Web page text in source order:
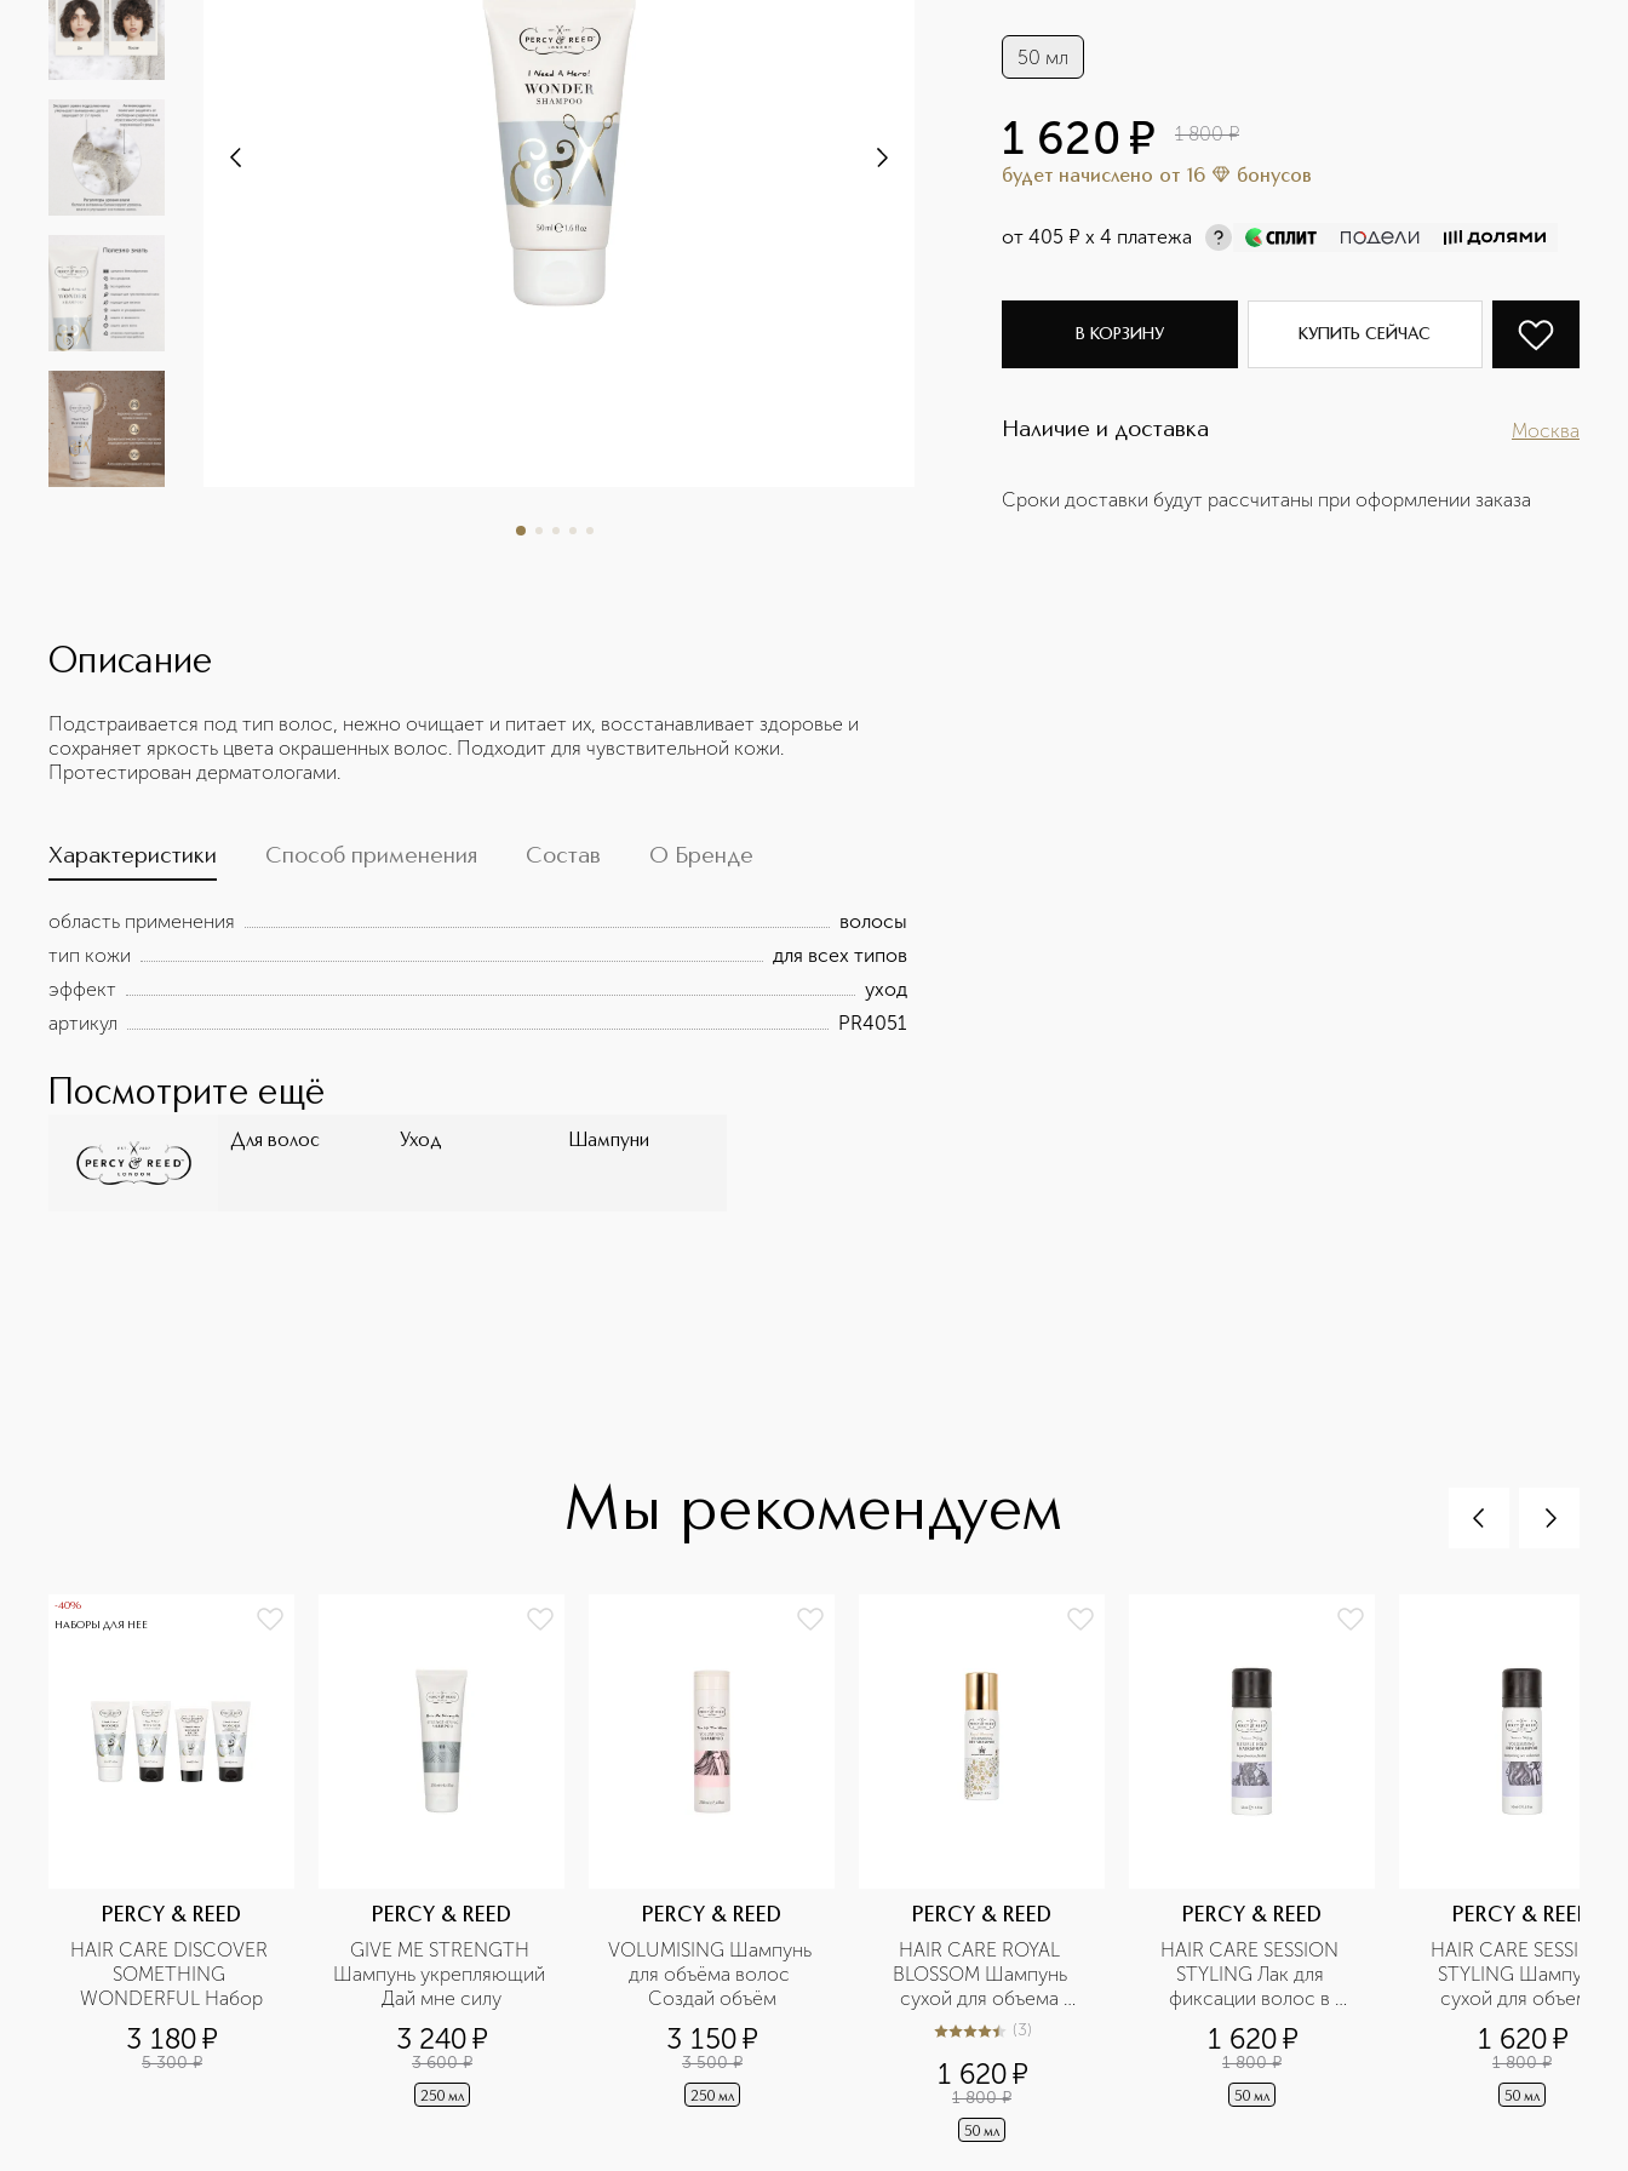
50 мл
1 620 ¤ 1 800 ¤
будет начислено от 16 бонусов
от405 ¤ х 4 платежа
В КОРЗИНУ КУПИТЬ СЕЙЧАС
Наличие и доставка Москва
Сроки доставки будут рассчитаны при оформлении заказа
Описание
Подстраивается под тип волос, нежно очищает и питает их, восстанавливает здоровье и
сохраняет яркость цвета окрашенных волос. Подходит для чувствительной кожи.
Протестирован дерматологами.
Характеристики Способ применения Состав О Бренде
область применения
волосы
тип кожи
для всех типов
эффект
уход
артикул
PR4051
Посмотрите ещё
Для волос Уход Шампуни
Мы рекомендуем
-40%
НАБОРЫ ДЛЯ НЕЕ
PERCY & REED
HAIR CARE DISCOVER
SOMETHING
WONDERFUL Набор
3 180¤
5 300 ¤
PERCY & REED
GIVE ME STRENGTH
Шампунь укрепляющий
Дай мне силу
3 240¤
3 600 ¤
250 мл
PERCY & REED
VOLUMISING Шампунь
для объёма волос
Создай объём
3 150¤
3 500 ¤
250 мл
PERCY & REED
HAIR CARE ROYAL
BLOSSOM Шампунь
сухой для объема
волос в дорожном
4.7 из53 (3)
1 620¤
1 800 ¤
50 мл
PERCY & REED
HAIR CARE SESSION
STYLING Лак для
фиксации волос в
дорожном формате
1 620¤
1 800 ¤
50 мл
PERCY & REED
HAIR CARE SESSION
STYLING Шампунь
сухой для объема
волос в дорожном
формате
1 620¤
1 800 ¤
50 мл